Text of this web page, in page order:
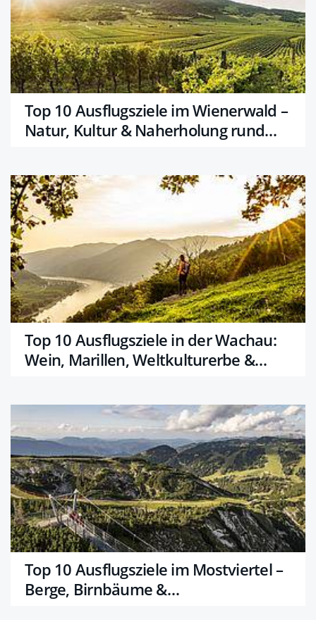
Top 10 Ausflugsziele im Wienerwald –
Natur, Kultur & Naherholung rund
Top 10 Ausflugsziele in der Wachau:
Wein, Marillen, Weltkulturerbe &
Top 10 Ausflugsziele im Mostviertel –
Berge, Birnbäume &